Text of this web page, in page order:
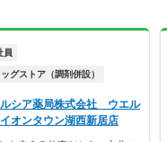
員
ッグストア（調剤併設）
シア薬局株式会社 ウエル
オンタウン湖西新居店